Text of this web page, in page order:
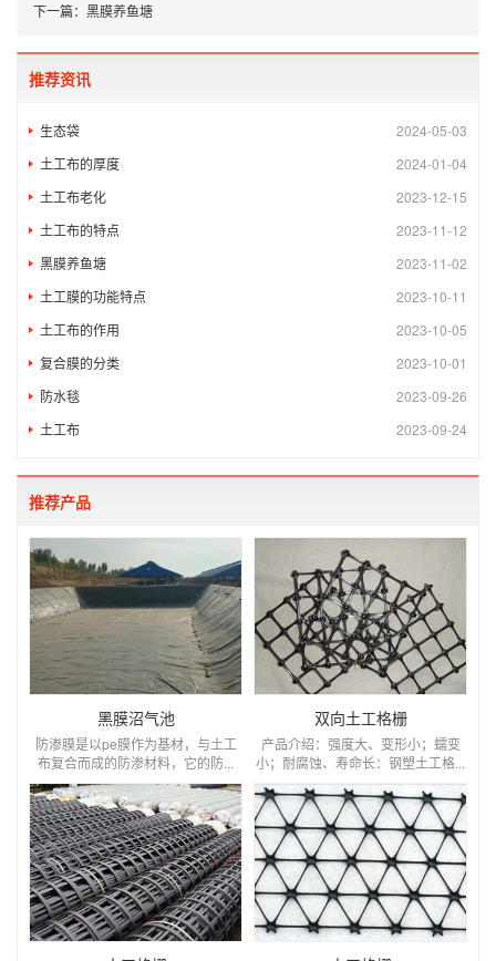
下一篇： 黑膜养鱼塘
推荐资讯
2024-05-03
生态袋
2024-01-04
土工布的厚度
2023-12-15
土工布老化
2023-11-12
土工布的特点
2023-11-02
黑膜养鱼塘
2023-10-11
土工膜的功能特点
2023-10-05
土工布的作用
2023-10-01
复合膜的分类
2023-09-26
防水毯
2023-09-24
土工布
推荐产品
黑膜沼气池
防渗膜是以pe膜作为基材，与土工
布复合而成的防渗材料，它的防...
双向土工格栅
产品介绍：强度大、变形小；蠕变
小；耐腐蚀、寿命长：钢塑土工格...